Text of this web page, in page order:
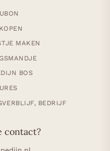
MAKEN
BOS
BEDRIJF
contact?